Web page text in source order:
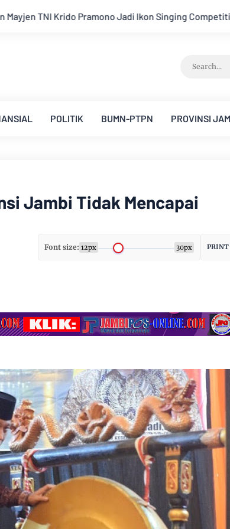
Competition HUT Ke-81 RI Kejati Jambi
POLITIK BUMN-PTPN PROVINSI
Jambi Tidak Mencapai
Font size: 12px 30px PRINT